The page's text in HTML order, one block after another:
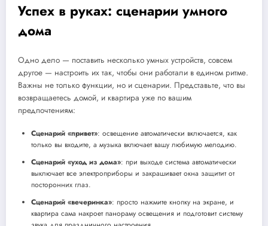
Успех в руках: сценарии умного
дома
Одно дело — поставить несколько умных устройств, совсем
другое — настроить их так, чтобы они работали в едином ритме.
Важны не только функции, но и сценарии. Представьте, что вы
возвращаетесь домой, и квартира уже по вашим
предпочтениям:
Сценарий «привет»: освещение автоматически включается, как
только вы входите, а музыка включает вашу любимую мелодию.
Сценарий «уход из дома»: при выходе система автоматически
выключает все электроприборы и закрашивает окна защитит от
посторонних глаз.
Сценарий «вечеринка»: просто нажмите кнопку на экране, и
квартира сама накроет панораму освещения и подготовит систему